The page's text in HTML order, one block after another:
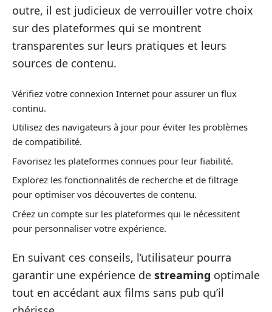
outre, il est judicieux de verrouiller votre choix
sur des plateformes qui se montrent
transparentes sur leurs pratiques et leurs
sources de contenu.
Vérifiez votre connexion Internet pour assurer un flux
continu.
Utilisez des navigateurs à jour pour éviter les problèmes
de compatibilité.
Favorisez les plateformes connues pour leur fiabilité.
Explorez les fonctionnalités de recherche et de filtrage
pour optimiser vos découvertes de contenu.
Créez un compte sur les plateformes qui le nécessitent
pour personnaliser votre expérience.
En suivant ces conseils, l’utilisateur pourra
garantir une expérience de streaming optimale
tout en accédant aux films sans pub qu’il